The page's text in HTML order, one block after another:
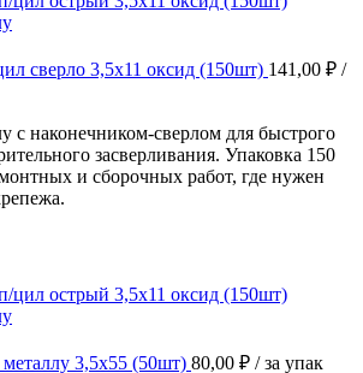
сверло 3,5х11 оксид (150шт) 141,00 ₽ /
с наконечником-сверлом для быстрого
засверливания. Упаковка 150
и сборочных работ, где нужен
3,5х55 (50шт) 80,00 ₽ / за упак